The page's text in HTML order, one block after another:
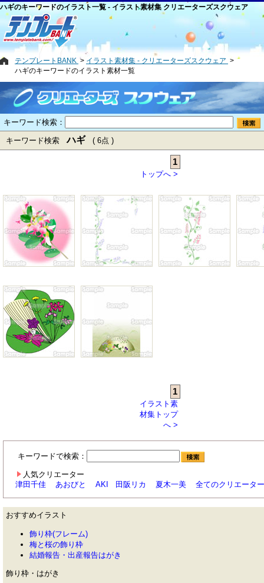
ハギのキーワードのイラスト一覧 - イラスト素材集 クリエーターズスクウェア
テンプレートBANK
イラスト素材集 - クリエーターズスクウェア
ハギのキーワードのイラスト素材一覧
キーワード検索：
キーワード検索 ハギ ( 6点 )
1
トップへ >
1
イラスト素
材集トップ
へ >
キーワードで検索：
人気クリエーター
津田千佳
あおびと AKI 田阪リカ 夏木一美 全てのクリエーター
おすすめイラスト
飾り枠(フレーム)
梅と桜の飾り枠
結婚報告・出産報告はがき
飾り枠・はがき